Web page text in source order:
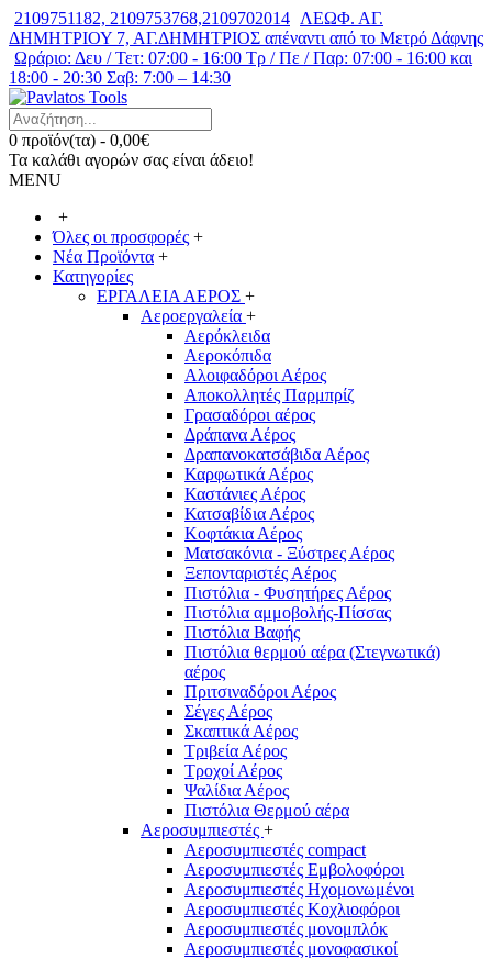
2109751182, 2109753768,2109702014 ΛΕΩΦ. ΑΓ.
ΔΗΜΗΤΡΙΟΥ 7, ΑΓ.ΔΗΜΗΤΡΙΟΣ απέναντι από το Μετρό Δάφνης
Ωράριο: Δευ / Τετ: 07:00 - 16:00 Τρ / Πε / Παρ: 07:00 - 16:00 και
18:00 - 20:30 Σαβ: 7:00 – 14:30
0 προϊόν(τα) - 0,00€
Τα καλάθι αγορών σας είναι άδειο!
MENU
+
Όλες οι προσφορές +
Νέα Προϊόντα +
Κατηγορίες
ΕΡΓΑΛΕΙΑ ΑΕΡΟΣ +
Αεροεργαλεία +
Αερόκλειδα
Αεροκόπιδα
Αλοιφαδόροι Αέρος
Αποκολλητές Παρμπρίζ
Γρασαδόροι αέρος
Δράπανα Αέρος
Δραπανοκατσάβιδα Αέρος
Καρφωτικά Αέρος
Καστάνιες Αέρος
Κατσαβίδια Αέρος
Κοφτάκια Αέρος
Ματσακόνια - Ξύστρες Αέρος
Ξεπονταριστές Αέρος
Πιστόλια - Φυσητήρες Αέρος
Πιστόλια αμμοβολής-Πίσσας
Πιστόλια Βαφής
Πιστόλια θερμού αέρα (Στεγνωτικά)
αέρος
Πριτσιναδόροι Αέρος
Σέγες Αέρος
Σκαπτικά Αέρος
Τριβεία Αέρος
Τροχοί Αέρος
Ψαλίδια Αέρος
Πιστόλια Θερμού αέρα
Αεροσυμπιεστές +
Αεροσυμπιεστές compact
Αεροσυμπιεστές Εμβολοφόροι
Αεροσυμπιεστές Ηχομονωμένοι
Αεροσυμπιεστές Κοχλιοφόροι
Αεροσυμπιεστές μονομπλόκ
Αεροσυμπιεστές μονοφασικοί